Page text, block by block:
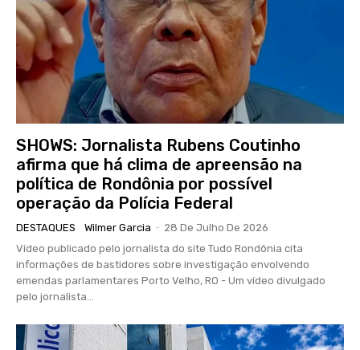
SHOWS: Jornalista Rubens Coutinho
afirma que há clima de apreensão na
política de Rondônia por possível
operação da Polícia Federal
DESTAQUES Wilmer Garcia - 28 De Julho De 2026
Vídeo publicado pelo jornalista do site Tudo Rondônia cita
informações de bastidores sobre investigação envolvendo
emendas parlamentares Porto Velho, RO - Um vídeo divulgado
pelo jornalista...